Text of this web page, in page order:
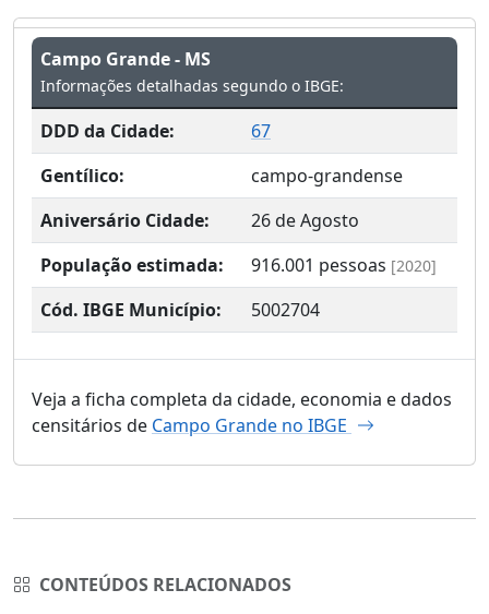
Campo Grande - MS
Informações detalhadas segundo o IBGE:
DDD da Cidade:
67
Gentílico:
campo-grandense
Aniversário Cidade:
26 de Agosto
População estimada:
916.001 pessoas [2020]
Cód. IBGE Município: 5002704
Veja a ficha completa da cidade, economia e dados
censitários de Campo Grande no IBGE
CONTEÚDOS RELACIONADOS